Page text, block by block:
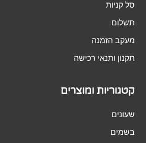
סל קניות
תשלום
מעקב הזמנה
תקנון ותנאי רכישה
קטגוריות ומוצרים
שעונים
בשמים